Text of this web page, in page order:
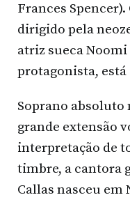
Frances
dirigido pela
atriz sueca Noomi
protagonista, está
Soprano
grande extensão
interpretação de
timbre, a cantora
Callas nasceu em